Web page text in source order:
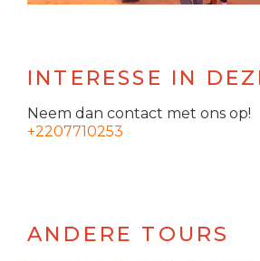
INTERESSE IN
Neem dan contact met ons op!
+2207710253
ANDERE TOURS